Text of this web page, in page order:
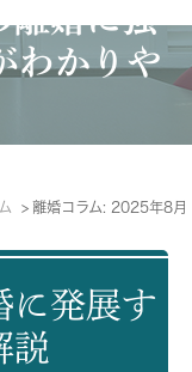
離婚に強
わかりや
離婚コラム: 2025年8月
に発展す
説